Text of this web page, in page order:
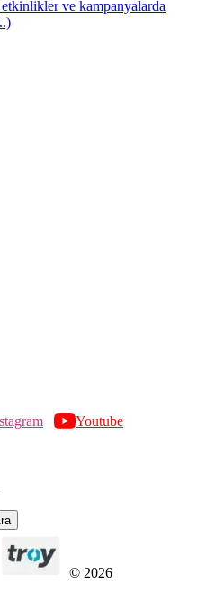
ve kampanyalarda
Youtube
© 2026